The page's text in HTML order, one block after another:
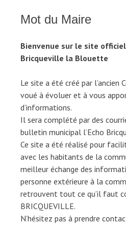
Mot du Maire
Bienvenue sur le site
Bricqueville la Blouette
Le site a été créé par l’ancien
voué à évoluer et à vous
d’informations.
Il sera complété par des
bulletin municipal l’Echo
Ce site a été réalisé pour
avec les habitants de la
meilleur échange des
personne extérieure à la
retrouvent tout ce qu’il faut
BRICQUEVILLE.
N’hésitez pas à prendre